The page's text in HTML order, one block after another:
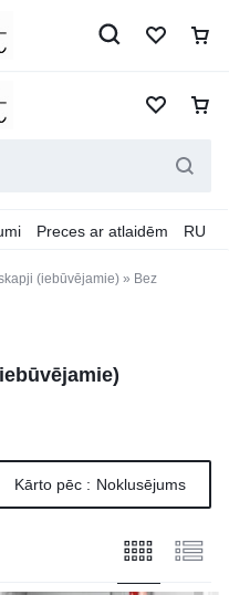
Preces ar atlaidēm RU
(iebūvējamie) » Bez
Kārto pēc : Noklusējums